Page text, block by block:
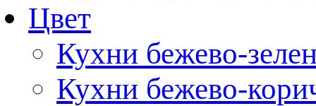
Цвет
Кухни бежево-
Кухни бежево-